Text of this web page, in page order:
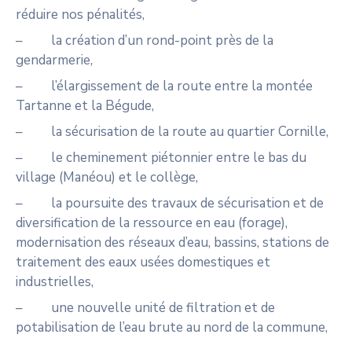
réduire nos pénalités,
– la création d’un rond-point près de la
gendarmerie,
– l’élargissement de la route entre la montée
Tartanne et la Bégude,
– la sécurisation de la route au quartier Cornille,
– le cheminement piétonnier entre le bas du
village (Manéou) et le collège,
– la poursuite des travaux de sécurisation et de
diversification de la ressource en eau (forage),
modernisation des réseaux d’eau, bassins, stations de
traitement des eaux usées domestiques et
industrielles,
– une nouvelle unité de filtration et de
potabilisation de l’eau brute au nord de la commune,